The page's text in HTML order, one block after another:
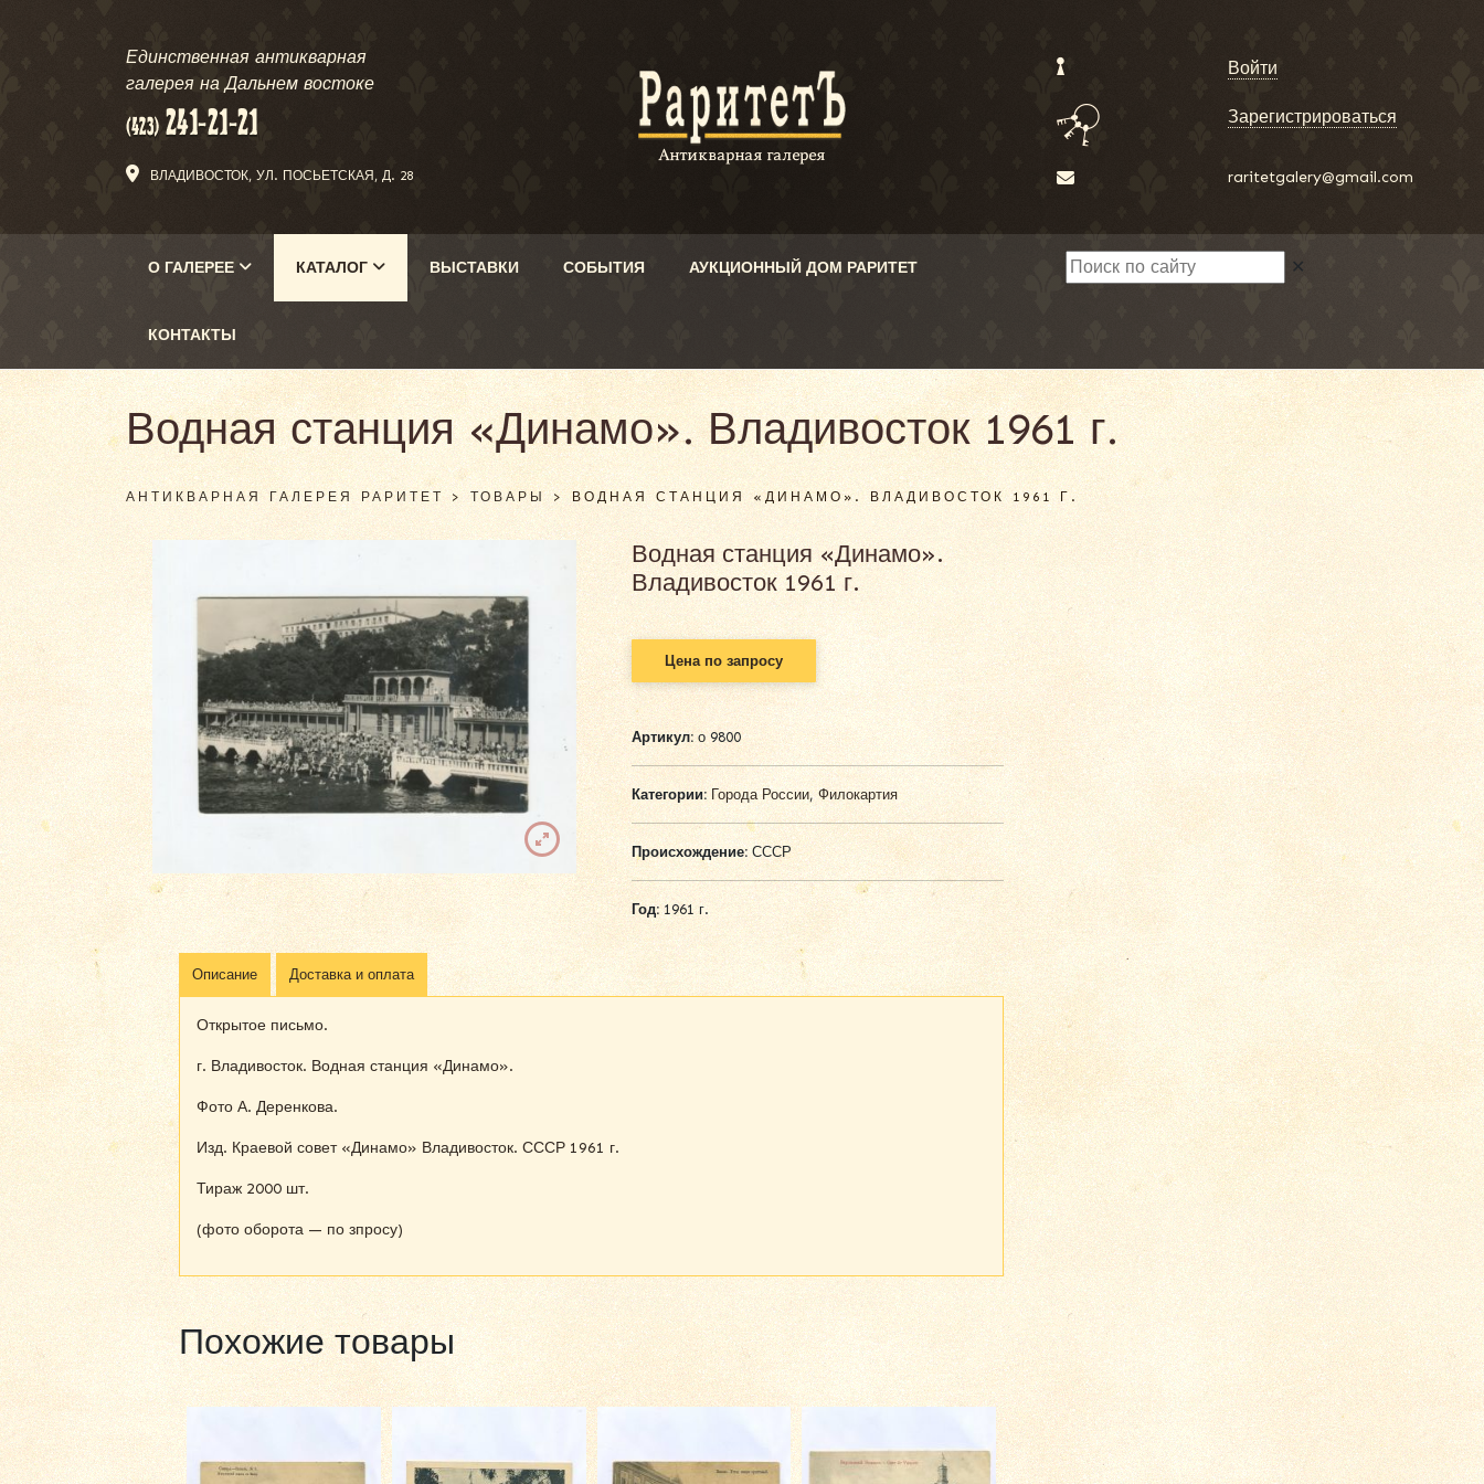
Единственная антикварная
галерея на Дальнем востоке
ВЛАДИВОСТОК, УЛ. ПОСЬЕТСКАЯ, Д. 28
Войти
Зарегистрироваться
raritetgalery@gmail.com
О ГАЛЕРЕЕ КАТАЛОГ ВЫСТАВКИ СОБЫТИЯ АУКЦИОННЫЙ ДОМ РАРИТЕТ
КОНТАКТЫ
✕
Водная станция «Динамо». Владивосток 1961 г.
АНТИКВАРНАЯ ГАЛЕРЕЯ РАРИТЕТ >ТОВАРЫ> ВОДНАЯ СТАНЦИЯ «ДИНАМО». ВЛАДИВОСТОК 1961 Г.
Водная станция «Динамо».
Владивосток 1961 г.
Цена по запросу
Артикул:о 9800
Категории: Города России,Филокартия
Происхождение:СССР
Год:1961 г.
Описание Доставка и оплата
Открытое письмо.
г. Владивосток. Водная станция «Динамо».
Фото А. Деренкова.
Изд. Краевой совет «Динамо» Владивосток. СССР 1961 г.
Тираж 2000 шт.
(фото оборота — по зпросу)
Похожие товары